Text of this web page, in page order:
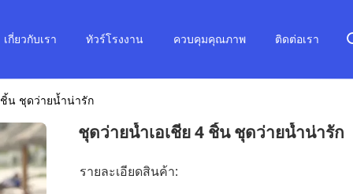
เกี่ยวกับเรา ทัวร์โรงงาน ควบคุมคุณภาพ ติดต่อเรา
น ชุดว่ายน้ำน่ารัก
ชุดว่ายน้ำเอเชีย 4 ชิ้น ชุดว่ายน้ำน่ารัก
รายละเอียดสินค้า: